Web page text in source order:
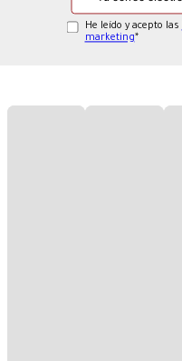
He leído y acepto las
marketing*